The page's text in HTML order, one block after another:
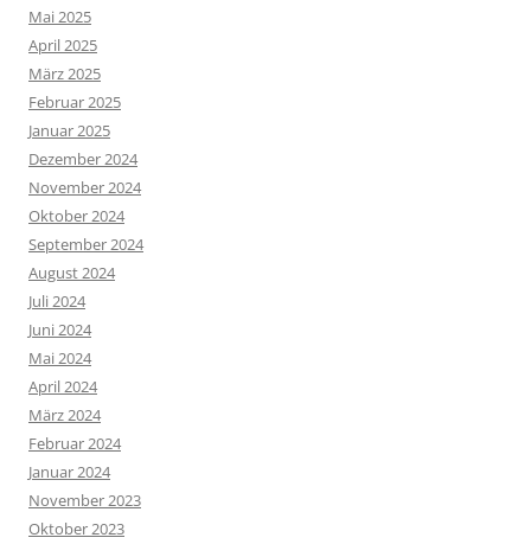
Mai 2025
April 2025
März 2025
Februar 2025
Januar 2025
Dezember 2024
November 2024
Oktober 2024
September 2024
August 2024
Juli 2024
Juni 2024
Mai 2024
April 2024
März 2024
Februar 2024
Januar 2024
November 2023
Oktober 2023